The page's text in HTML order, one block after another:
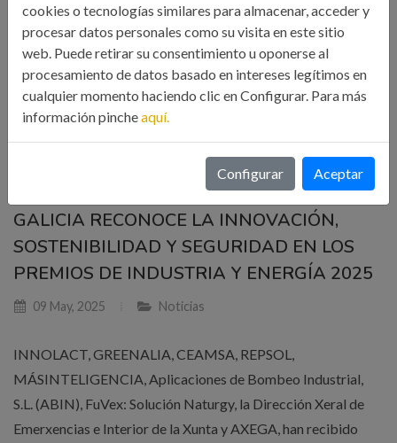
GALICIA RECONOCE LA INNOVACIÓN,
SOSTENIBILIDAD Y SEGURIDAD EN LOS
PREMIOS DE INDUSTRIA Y ENERGÍA 2025
09 May, 2025 Noticias
INNOLACT, GREENALIA, CEAMSA, REPSOL,
MÁSINTELIGENCIA, Aplicaciones de Bombeo Industrial,
S.L. (ABIN), FuVex: Solución Naturgy, la Dirección Xeral de
Emerxencias e Interior de la Xunta y AXEGA, han recibido
cookies o tecnologías similares para almacenar, acceder y
procesar datos personales como su visita en este sitio
web. Puede retirar su consentimiento u oponerse al
procesamiento de datos basado en intereses legítimos en
cualquier momento haciendo clic en Configurar. Para más
información pincheaquí.
Configurar Aceptar